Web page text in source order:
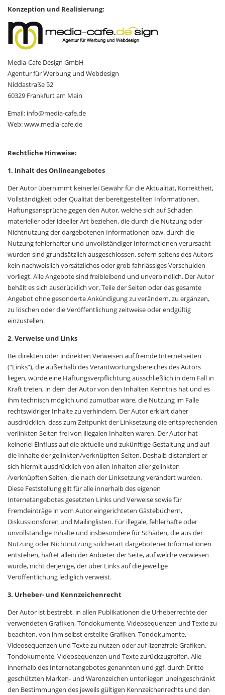
Konzeption und Realisierung:
Media-Cafe Design GmbH
Agentur für Werbung und Webdesign
Niddastraße 52
60329 Frankfurt am Main
Email: info@media-cafe.de
Web:www.media-cafe.de
Rechtliche Hinweise:
1. Inhalt des Onlineangebotes
Der Autor übernimmt keinerlei Gewähr für die Aktualität, Korrektheit,
Vollständigkeit oder Qualität der bereitgestellten Informationen.
Haftungsansprüche gegen den Autor, welche sich auf Schäden
materieller oder ideeller Art beziehen, die durch die Nutzung oder
Nichtnutzung der dargebotenen Informationen bzw. durch die
Nutzung fehlerhafter und unvollständiger Informationen verursacht
wurden sind grundsätzlich ausgeschlossen, sofern seitens des Autors
kein nachweislich vorsätzliches oder grob fahrlässiges Verschulden
vorliegt. Alle Angebote sind freibleibend und unverbindlich. Der Autor
behält es sich ausdrücklich vor, Teile der Seiten oder das gesamte
Angebot ohne gesonderte Ankündigung zu verändern, zu ergänzen,
zu löschen oder die Veröffentlichung zeitweise oder endgültig
einzustellen.
2. Verweise und Links
Bei direkten oder indirekten Verweisen auf fremde Internetseiten
(“Links”), die außerhalb des Verantwortungsbereiches des Autors
liegen, würde eine Haftungsverpflichtung ausschließlich in dem Fall in
Kraft treten, in dem der Autor von den Inhalten Kenntnis hat und es
ihm technisch möglich und zumutbar wäre, die Nutzung im Falle
rechtswidriger Inhalte zu verhindern. Der Autor erklärt daher
ausdrücklich, dass zum Zeitpunkt der Linksetzung die entsprechenden
verlinkten Seiten frei von illegalen Inhalten waren. Der Autor hat
keinerlei Einfluss auf die aktuelle und zukünftige Gestaltung und auf
die Inhalte der gelinkten/verknüpften Seiten. Deshalb distanziert er
sich hiermit ausdrücklich von allen Inhalten aller gelinkten
/verknüpften Seiten, die nach der Linksetzung verändert wurden.
Diese Feststellung gilt für alle innerhalb des eigenen
Internetangebotes gesetzten Links und Verweise sowie für
Fremdeinträge in vom Autor eingerichteten Gästebüchern,
Diskussionsforen und Mailinglisten. Für illegale, fehlerhafte oder
unvollständige Inhalte und insbesondere für Schäden, die aus der
Nutzung oder Nichtnutzung solcherart dargebotener Informationen
entstehen, haftet allein der Anbieter der Seite, auf welche verwiesen
wurde, nicht derjenige, der über Links auf die jeweilige
Veröffentlichung lediglich verweist.
3. Urheber- und Kennzeichenrecht
Der Autor ist bestrebt, in allen Publikationen die Urheberrechte der
verwendeten Grafiken, Tondokumente, Videosequenzen und Texte zu
beachten, von ihm selbst erstellte Grafiken, Tondokumente,
Videosequenzen und Texte zu nutzen oder auf lizenzfreie Grafiken,
Tondokumente, Videosequenzen und Texte zurückzugreifen. Alle
innerhalb des Internetangebotes genannten und ggf. durch Dritte
geschützten Marken- und Warenzeichen unterliegen uneingeschränkt
den Bestimmungen des jeweils gültigen Kennzeichenrechts und den